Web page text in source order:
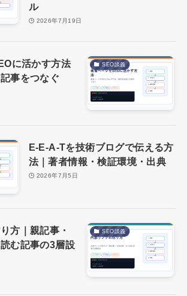
ル
2026年7月19日
SEO談義
に活かす方法
事をつなぐ
E-E-A-Tを技術ブログで伝える方
法｜著者情報・検証環境・出典
2026年7月5日
SEO談義
方｜親記事・
む記事の3層設